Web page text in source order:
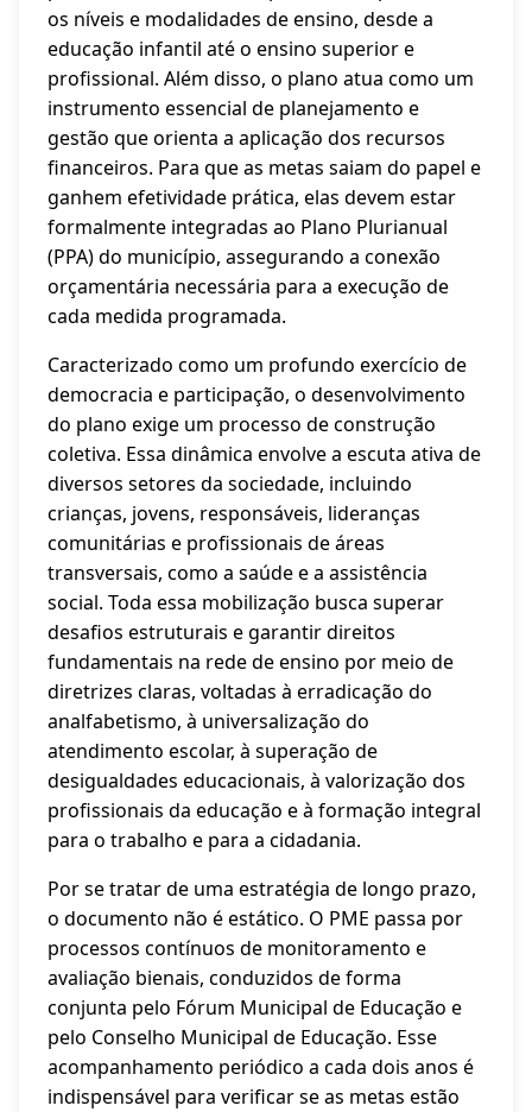
os níveis e modalidades de ensino, desde a
educação infantil até o ensino superior e
profissional. Além disso, o plano atua como um
instrumento essencial de planejamento e
gestão que orienta a aplicação dos recursos
financeiros. Para que as metas saiam do papel e
ganhem efetividade prática, elas devem estar
formalmente integradas ao Plano Plurianual
(PPA) do município, assegurando a conexão
orçamentária necessária para a execução de
cada medida programada.
Caracterizado como um profundo exercício de
democracia e participação, o desenvolvimento
do plano exige um processo de construção
coletiva. Essa dinâmica envolve a escuta ativa de
diversos setores da sociedade, incluindo
crianças, jovens, responsáveis, lideranças
comunitárias e profissionais de áreas
transversais, como a saúde e a assistência
social. Toda essa mobilização busca superar
desafios estruturais e garantir direitos
fundamentais na rede de ensino por meio de
diretrizes claras, voltadas à erradicação do
analfabetismo, à universalização do
atendimento escolar, à superação de
desigualdades educacionais, à valorização dos
profissionais da educação e à formação integral
para o trabalho e para a cidadania.
Por se tratar de uma estratégia de longo prazo,
o documento não é estático. O PME passa por
processos contínuos de monitoramento e
avaliação bienais, conduzidos de forma
conjunta pelo Fórum Municipal de Educação e
pelo Conselho Municipal de Educação. Esse
acompanhamento periódico a cada dois anos é
indispensável para verificar se as metas estão